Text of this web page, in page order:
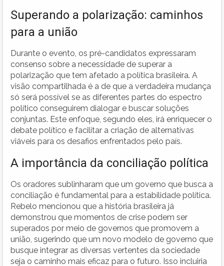
Superando a polarização: caminhos
para a união
Durante o evento, os pré-candidatos expressaram
consenso sobre a necessidade de superar a
polarização que tem afetado a política brasileira. A
visão compartilhada é a de que a verdadeira mudança
só será possível se as diferentes partes do espectro
político conseguirem dialogar e buscar soluções
conjuntas. Este enfoque, segundo eles, irá enriquecer o
debate político e facilitar a criação de alternativas
viáveis para os desafios enfrentados pelo país.
A importância da conciliação política
Os oradores sublinharam que um governo que busca a
conciliação é fundamental para a estabilidade política.
Rebelo mencionou que a história brasileira já
demonstrou que momentos de crise podem ser
superados por meio de governos que promovem a
união, sugerindo que um novo modelo de governo que
busque integrar as diversas vertentes da sociedade
seja o caminho mais eficaz para o futuro. Isso incluiria